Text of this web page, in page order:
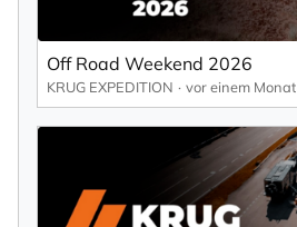
Off Road Weekend 2026
KRUG EXPEDITION vor einem Monat